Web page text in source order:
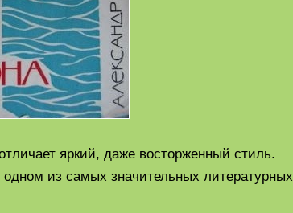
яркий, даже восторженный стиль.
из самых значительных литературных